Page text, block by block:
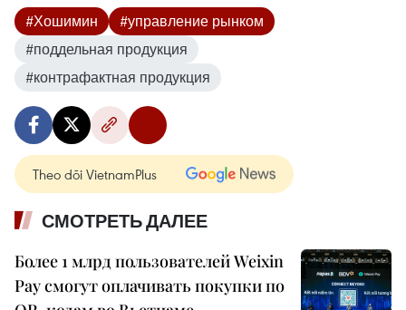
#Хошимин
#управление рынком
#поддельная продукция
#контрафактная продукция
Theo dõi VietnamPlus
СМОТРЕТЬ ДАЛЕЕ
Более 1 млрд пользователей Weixin
Pay смогут оплачивать покупки по